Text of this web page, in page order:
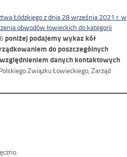
Łódzkiego z dnia 28 września 2021 r. w
obwodów łowieckich do kategorii
poniżej podajemy wykaz kół
do poszczególnych
danych kontaktowych
Związku Łowieckiego, Zarząd